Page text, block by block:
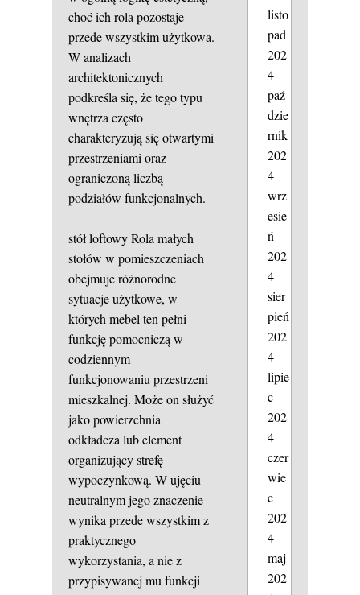
choć ich rola pozostaje
przede wszystkim użytkowa.
W analizach
architektonicznych
podkreśla się, że tego typu
wnętrza często
charakteryzują się otwartymi
przestrzeniami oraz
ograniczoną liczbą
podziałów funkcjonalnych.
stół loftowyRola małych
stołów w pomieszczeniach
obejmuje różnorodne
sytuacje użytkowe, w
których mebel ten pełni
funkcję pomocniczą w
codziennym
funkcjonowaniu przestrzeni
mieszkalnej. Może on służyć
jako powierzchnia
odkładcza lub element
organizujący strefę
wypoczynkową. W ujęciu
neutralnym jego znaczenie
wynika przede wszystkim z
praktycznego
wykorzystania, a nie z
przypisywanej mu funkcji
listo
pad
202
4
paź
dzie
rnik
202
4
wrz
esie
ń
202
4
sier
pień
202
4
lipie
c
202
4
czer
wie
c
202
4
maj
202